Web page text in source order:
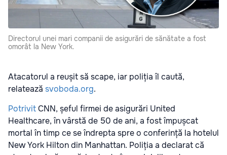
Directorul unei mari companii de asigurări de sănătate a fost
omorât la New York.
Atacatorul a reușit să scape, iar poliția îl caută,
relatează svoboda.org.
PotrivitCNN, șeful firmei de asigurări United
Healthcare, în vârstă de 50 de ani, a fost împușcat
mortal în timp ce se îndrepta spre o conferință la hotelul
New York Hilton din Manhattan. Poliția a declarat că